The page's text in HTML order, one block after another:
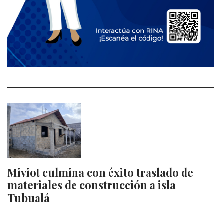
Miviot culmina con éxito traslado de
materiales de construcción a isla
Tubualá